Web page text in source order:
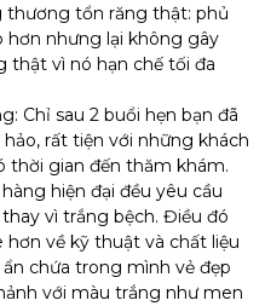
thương tổn răng thật: phủ
nhưng lại không gây
thật vì nó hạn chế tối đa
Chỉ sau 2 buổi hẹn bạn đã
hảo, rất tiện với những khách
thời gian đến thăm khám.
hiện đại đều yêu cầu
vì trắng bệch. Điều đó
về kỹ thuật và chất liệu
chứa trong mình vẻ đẹp
với màu trắng như men